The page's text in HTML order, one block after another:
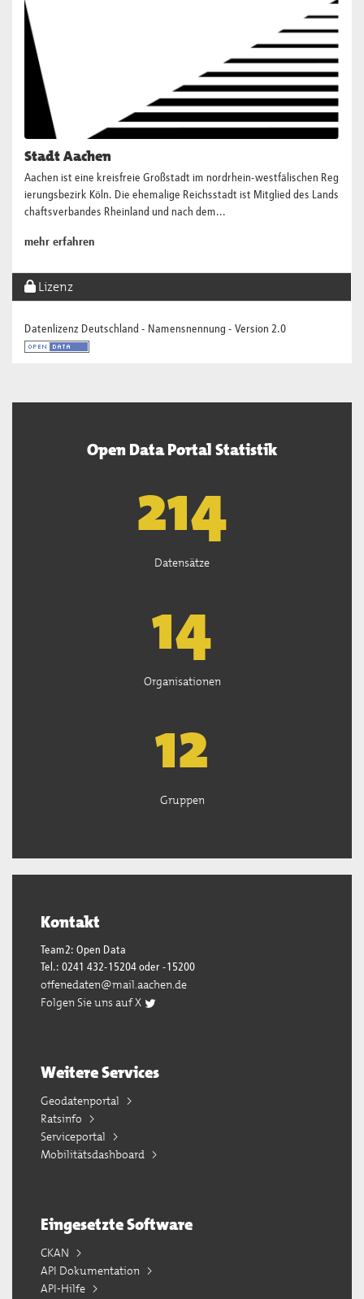
Stadt Aachen
Aachen ist eine kreisfreie Großstadt im nordrhein-westfälischen Reg
ierungsbezirk Köln. Die ehemalige Reichsstadt ist Mitglied des Lands
chaftsverbandes Rheinland und nach dem...
mehr erfahren
Lizenz
Datenlizenz Deutschland - Namensnennung - Version 2.0
Open Data Portal Statistik
218
Datensätze
14
Organisationen
13
Gruppen
Kontakt
Team2: Open Data
Tel.: 0241 432-15204 oder -15200
offenedaten@mail.aachen.de
Folgen Sie uns auf X
Weitere Services
Geodatenportal
Ratsinfo
Serviceportal
Mobilitätsdashboard
Eingesetzte Software
CKAN
API Dokumentation
API-Hilfe